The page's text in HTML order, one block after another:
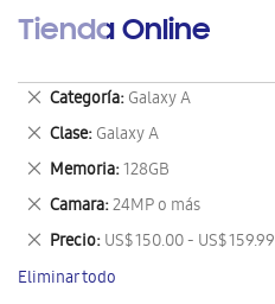
Tienda Online
Categoría Galaxy A
Eliminar
este
artículo
Clase Galaxy A
Eliminar
este
artículo
Memoria 128GB
Eliminar
este
artículo
Camara 24MP o más
Eliminar
este
artículo
Precio US$ 150.00 - US$ 159.99
Eliminar
este
artículo
Eliminar todo